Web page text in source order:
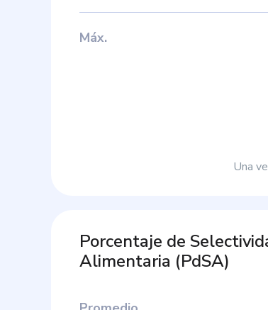
Máx.
Una
Porcentaje de
Alimentaria (PdSA)